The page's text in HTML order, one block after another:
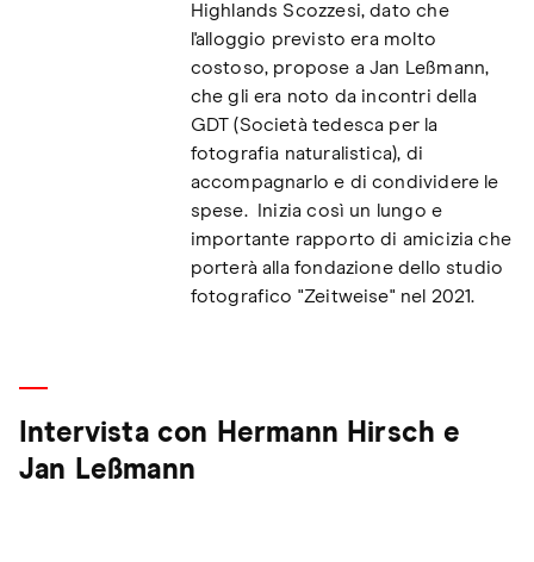
Highlands Scozzesi, dato che
l'alloggio previsto era molto
costoso, propose a Jan Leßmann,
che gli era noto da incontri della
GDT (Società tedesca per la
fotografia naturalistica), di
accompagnarlo e di condividere le
spese. Inizia così un lungo e
importante rapporto di amicizia che
porterà alla fondazione dello studio
fotografico "Zeitweise" nel 2021.
Intervista con Hermann Hirsch e
Jan Leßmann